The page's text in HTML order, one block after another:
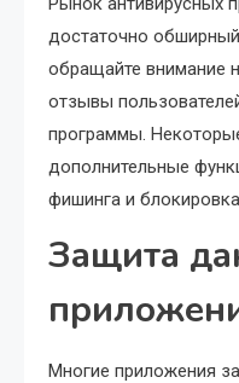
достаточно
обращайте внимание
отзывы
программы.
дополнительные
фишинга и
Защита
Многие приложения